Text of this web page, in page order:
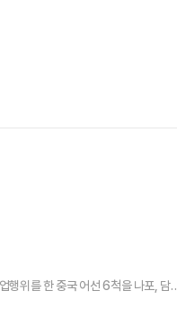
행위를 한 중국 어선 6척을 나포, 담